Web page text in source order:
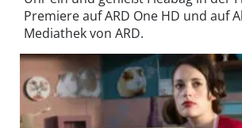
Premiere auf ARD One HD und auf
Mediathek von ARD.